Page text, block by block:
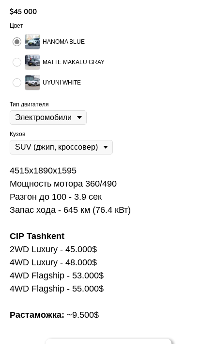
$45 000
Цвет
HANOMA BLUE
MATTE MAKALU GRAY
UYUNI WHITE
Тип двигателя
Кузов
4515х1890х1595
Мощность мотора 360/490
Разгон до 100 - 3.9 сек
Запас хода - 645 км (76.4 кВт)
CIP Tashkent
2WD Luxury - 45.000$
4WD Luxury - 48.000$
4WD Flagship - 53.000$
4WD Flagship - 55.000$
Растаможка: ~9.500$